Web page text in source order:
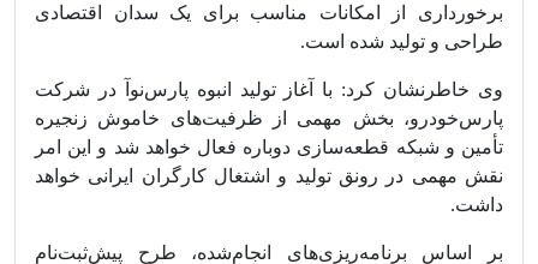
برخورداری از امکانات مناسب برای یک سدان اقتصادی
طراحی و تولید شده است.
وی خاطرنشان کرد: با آغاز تولید انبوه پارس‌نوآ در شرکت
پارس‌خودرو، بخش مهمی از ظرفیت‌های خاموش زنجیره
تأمین و شبکه قطعه‌سازی دوباره فعال خواهد شد و این امر
نقش مهمی در رونق تولید و اشتغال کارگران ایرانی خواهد
داشت.
بر اساس برنامه‌ریزی‌های انجام‌شده، طرح پیش‌ثبت‌نام